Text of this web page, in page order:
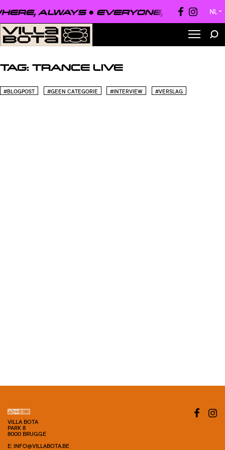
ALWAYS ● EVERYONE, NL ▼
TAG: TRANCE LIVE
#BLOGPOST #GEEN CATEGORIE #INTERVIEW #VERSLAG
VILLA BOTA
PARK 8
8000 BRUGGE
E: INFO@VILLABOTA.BE